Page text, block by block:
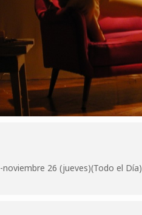
-noviembre 26 (jueves)(Todo el Día)